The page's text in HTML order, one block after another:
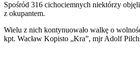
Spośród 316 cichociemnych niektórzy
z okupantem.
Wielu z nich kontynuowało walkę o
kpt. Wacław Kopisto „Kra”, mjr Adolf